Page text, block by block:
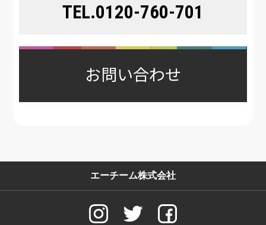
TEL.0120-760-701
お問い合わせ
エーチーム株式会社